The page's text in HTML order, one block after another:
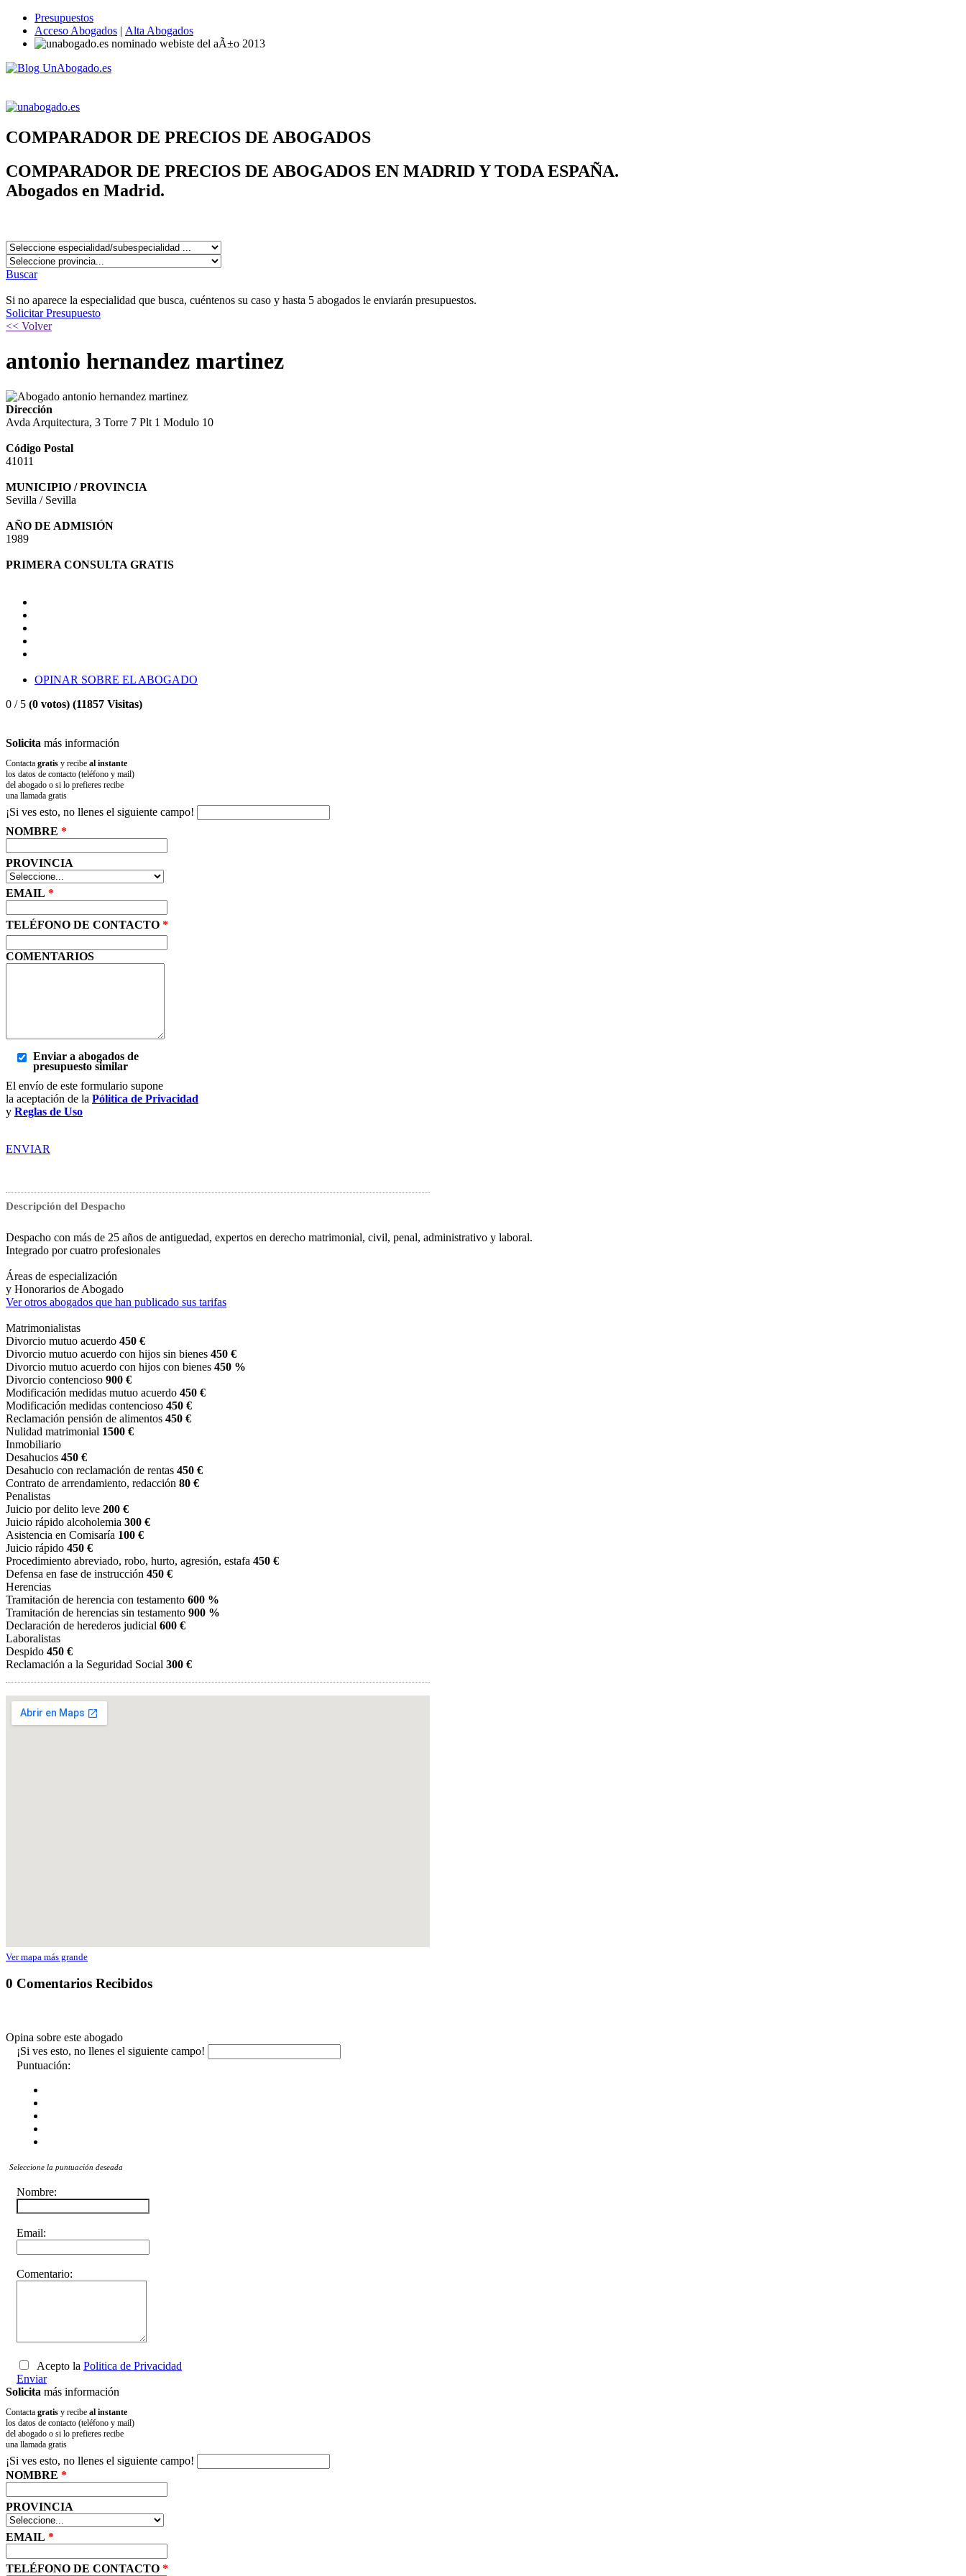
Presupuestos
Acceso Abogados | Alta Abogados
COMPARADOR DE PRECIOS DE ABOGADOS
COMPARADOR DE PRECIOS DE ABOGADOS EN MADRID Y TODA ESPAÑA.
Abogados en Madrid.
Buscar
Si no aparece la especialidad que busca, cuéntenos su caso y hasta 5 abogados le enviarán presupuestos.
Solicitar Presupuesto
<< Volver
antonio hernandez martinez
Dirección
Avda Arquitectura, 3 Torre 7 Plt 1 Modulo 10
Código Postal
41011
MUNICIPIO / PROVINCIA
Sevilla / Sevilla
AÑO DE ADMISIÓN
1989
PRIMERA CONSULTA GRATIS
OPINAR SOBRE EL ABOGADO
0 / 5 (0 votos) (11857 Visitas)
Solicita más información
Contacta gratis y recibe al instante
los datos de contacto (teléfono y mail)
del abogado o si lo prefieres recibe
una llamada gratis
¡Si ves esto, no llenes el siguiente campo!
NOMBRE *
PROVINCIA
EMAIL *
TELÉFONO DE CONTACTO *
COMENTARIOS
Enviar a abogados de
presupuesto similar
El envío de este formulario supone
la aceptación de la Pólitica de Privacidad
y Reglas de Uso
ENVIAR
Descripción del Despacho
Despacho con más de 25 años de antiguedad, expertos en derecho matrimonial, civil, penal, administrativo y laboral.
Integrado por cuatro profesionales
Áreas de especialización
y Honorarios de Abogado
Ver otros abogados que han publicado sus tarifas
Matrimonialistas
Divorcio mutuo acuerdo 450 €
Divorcio mutuo acuerdo con hijos sin bienes 450 €
Divorcio mutuo acuerdo con hijos con bienes 450 %
Divorcio contencioso 900 €
Modificación medidas mutuo acuerdo 450 €
Modificación medidas contencioso 450 €
Reclamación pensión de alimentos 450 €
Nulidad matrimonial 1500 €
Inmobiliario
Desahucios 450 €
Desahucio con reclamación de rentas 450 €
Contrato de arrendamiento, redacción 80 €
Penalistas
Juicio por delito leve 200 €
Juicio rápido alcoholemia 300 €
Asistencia en Comisaría 100 €
Juicio rápido 450 €
Procedimiento abreviado, robo, hurto, agresión, estafa 450 €
Defensa en fase de instrucción 450 €
Herencias
Tramitación de herencia con testamento 600 %
Tramitación de herencias sin testamento 900 %
Declaración de herederos judicial 600 €
Laboralistas
Despido 450 €
Reclamación a la Seguridad Social 300 €
Ver mapa más grande
0 Comentarios Recibidos
Opina sobre este abogado
¡Si ves esto, no llenes el siguiente campo!
Puntuación:
Seleccione la puntuación deseada
Nombre:
Email:
Comentario:
Acepto la Politica de Privacidad
Enviar
Solicita más información
Contacta gratis y recibe al instante
los datos de contacto (teléfono y mail)
del abogado o si lo prefieres recibe
una llamada gratis
¡Si ves esto, no llenes el siguiente campo!
NOMBRE *
PROVINCIA
EMAIL *
TELÉFONO DE CONTACTO *